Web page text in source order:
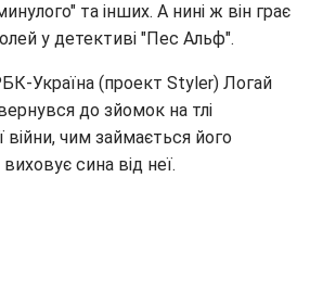
та інших. А нині ж він грає
у детективі "Пес Альф".
Україна (проект Styler) Логай
до зйомок на тлі
чим займається його
сина від неї.